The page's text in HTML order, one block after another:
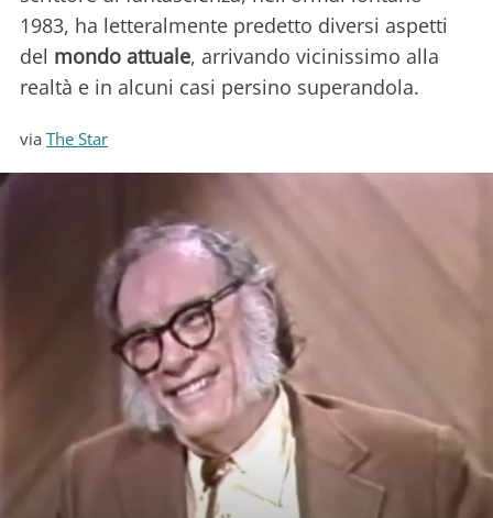
1983, ha letteralmente predetto diversi aspetti
del mondo attuale, arrivando vicinissimo alla
realtà e in alcuni casi persino superandola.
via The Star